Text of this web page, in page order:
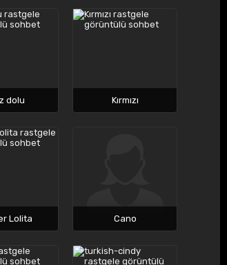
dolu Kırmızı
Lolita Cano